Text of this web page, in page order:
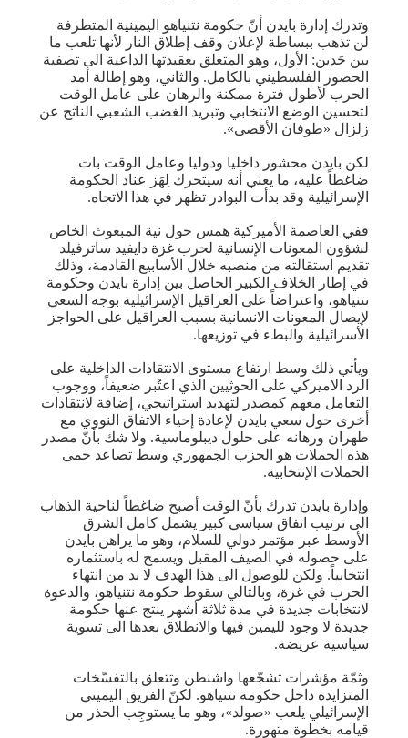
وتدرك إدارة بايدن أنّ حكومة نتنياهو اليمينية المتطرفة
لن تذهب ببساطة لإعلان وقف إطلاق النار لأنها تلعب ما
بين حَدين: الأول، وهو المتعلق بعقيدتها الداعية الى تصفية
الحضور الفلسطيني بالكامل. والثاني، وهو إطالة أمد
الحرب لأطول فترة ممكنة والرهان على عامل الوقت
لتحسين الوضع الانتخابي وتبريد الغضب الشعبي الناتج عن
زلزال «طوفان الأقصى».
لكن بايدن محشور داخليا ودوليا وعامل الوقت بات
ضاغطاً عليه، ما يعني أنه سيتحرك لِهَز عناد الحكومة
الإسرائيلية وقد بدأت البوادر تظهر في هذا الاتجاه.
ففي العاصمة الأميركية همس حول نية المبعوث الخاص
لشؤون المعونات الإنسانية لحرب غزة دايفيد ساترفيلد
تقديم استقالته من منصبه خلال الأسابيع القادمة، وذلك
في إطار الخلاف الكبير الحاصل بين إدارة بايدن وحكومة
نتنياهو، واعتراضاً على العراقيل الإسرائيلية بوجه السعي
لإيصال المعونات الانسانية بسبب العراقيل على الحواجز
الأسرائيلية والبطء في توزيعها.
ويأتي ذلك وسط ارتفاع مستوى الانتقادات الداخلية على
الرد الاميركي على الحوثيين الذي اعتُبر ضعيفاً، ووجوب
التعامل معهم كمصدر لتهديد استراتيجي، إضافة لانتقادات
أخرى حول سعي بايدن لإعادة إحياء الاتفاق النووي مع
طهران ورهانه على حلول ديبلوماسية. ولا شك بأنّ مصدر
هذه الحملات هو الحزب الجمهوري وسط تصاعد حمى
الحملات الإنتخابية.
وإدارة بايدن تدرك بأنّ الوقت أصبح ضاغطاً لناحية الذهاب
الى ترتيب اتفاق سياسي كبير يشمل كامل الشرق
الأوسط عبر مؤتمر دولي للسلام، وهو ما يراهن بايدن
على حصوله في الصيف المقبل ويسمح له باستثماره
انتخابياً. ولكن للوصول الى هذا الهدف لا بد من انتهاء
الحرب في غزة، وبالتالي سقوط حكومة نتنياهو، والدعوة
لانتخابات جديدة في مدة ثلاثة أشهر ينتج عنها حكومة
جديدة لا وجود لليمين فيها والانطلاق بعدها الى تسوية
سياسية عريضة.
وثمّة مؤشرات تشجّعها واشنطن وتتعلق بالتفسّخات
المتزايدة داخل حكومة نتنياهو. لكنّ الفريق اليميني
الإسرائيلي يلعب «صولد»، وهو ما يستوجِب الحذر من
قيامه بخطوة متهورة.